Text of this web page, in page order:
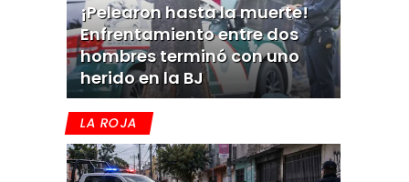
¡Pelearon hasta la muerte!
Enfrentamiento entre dos
hombres terminó con uno
herido en la BJ
LA ROJA